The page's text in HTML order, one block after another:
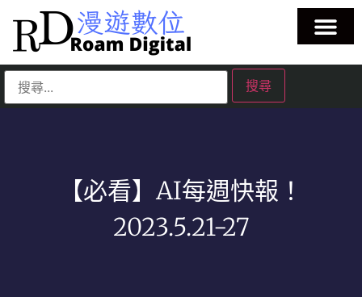
【必看】AI每週快報！
2023.5.21-27